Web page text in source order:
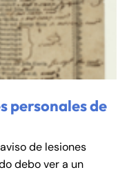
personales de
de lesiones
debo ver a un